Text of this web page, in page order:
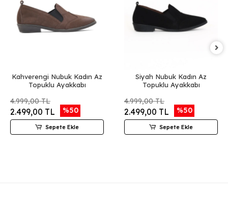
Kahverengi Nubuk Kadın Az
Topuklu Ayakkabı
4.999,00 TL
2.499,00 TL %50
Sepete Ekle
Siyah Nubuk Kadın Az
Topuklu Ayakkabı
4.999,00 TL
2.499,00 TL %50
Sepete Ekle